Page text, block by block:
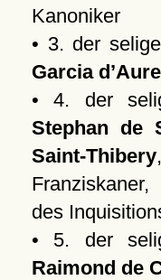
Kanoniker
• 3. der
Garcia d’Aure
• 4. der
Stephan de
Saint-Thibery
des
• 5. der
Raimond de